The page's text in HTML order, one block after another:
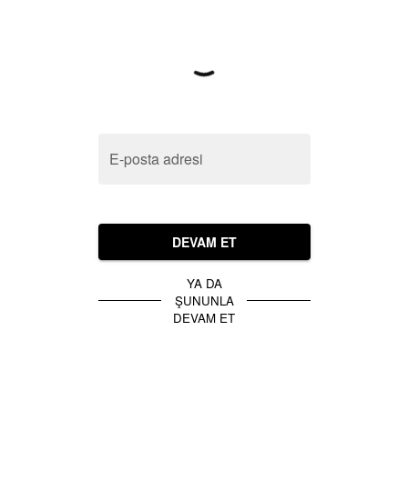
E-posta adresi
DEVAM ET
YA DA
ŞUNUNLA
DEVAM ET